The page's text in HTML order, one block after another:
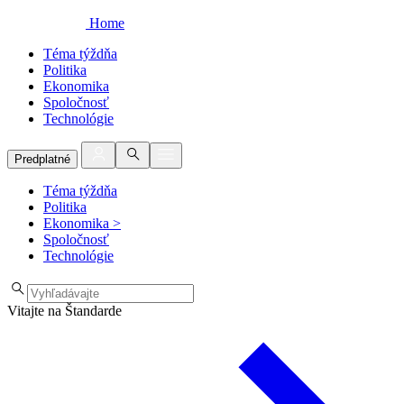
Home
Téma týždňa
Politika
Ekonomika
Spoločnosť
Technológie
Predplatné
Téma týždňa
Politika
Ekonomika >
Spoločnosť
Technológie
Vitajte na Štandarde